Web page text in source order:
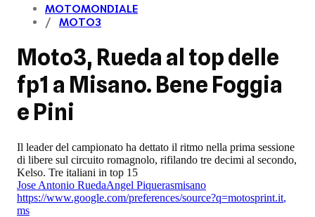
MOTOMONDIALE
MOTO3
Moto3, Rueda al top delle
fp1 a Misano. Bene Foggia
e Pini
Il leader del campionato ha dettato il ritmo nella prima sessione
di libere sul circuito romagnolo, rifilando tre decimi al secondo,
Kelso. Tre italiani in top 15
Jose Antonio RuedaAngel Piquerasmisano
https://www.google.com/preferences/source?q=motosprint.it,
ms